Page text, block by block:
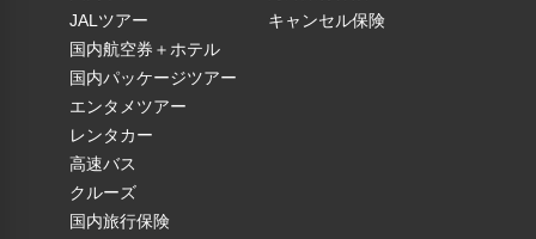
JALツアー
国内航空券＋ホテル
国内パッケージツアー
エンタメツアー
レンタカー
高速バス
クルーズ
国内旅行保険
キャンセル保険